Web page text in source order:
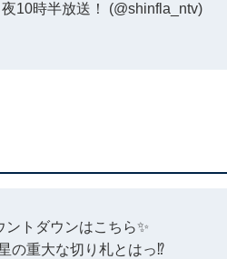
10時半放送！ (@shinfla_ntv)
トダウンはこちら✨
の重大な切り札とはっ⁉️